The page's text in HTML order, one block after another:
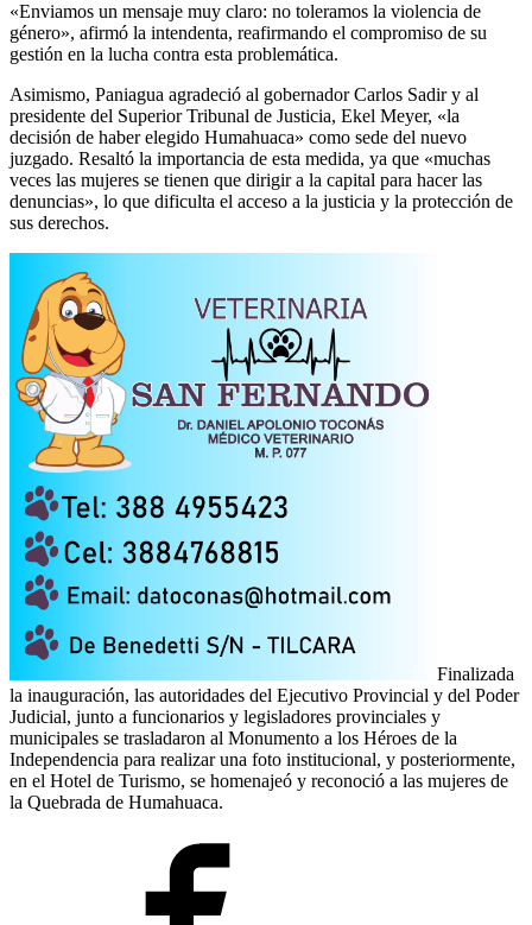
«Enviamos un mensaje muy claro: no toleramos la violencia de
género», afirmó la intendenta, reafirmando el compromiso de su
gestión en la lucha contra esta problemática.
Asimismo, Paniagua agradeció al gobernador Carlos Sadir y al
presidente del Superior Tribunal de Justicia, Ekel Meyer, «la
decisión de haber elegido Humahuaca» como sede del nuevo
juzgado. Resaltó la importancia de esta medida, ya que «muchas
veces las mujeres se tienen que dirigir a la capital para hacer las
denuncias», lo que dificulta el acceso a la justicia y la protección de
sus derechos.
Finalizada
la inauguración, las autoridades del Ejecutivo Provincial y del Poder
Judicial, junto a funcionarios y legisladores provinciales y
municipales se trasladaron al Monumento a los Héroes de la
Independencia para realizar una foto institucional, y posteriormente,
en el Hotel de Turismo, se homenajeó y reconoció a las mujeres de
la Quebrada de Humahuaca.